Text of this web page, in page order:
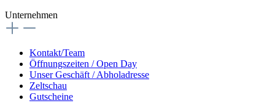
Unternehmen
Kontakt/Team
Öffnungszeiten / Open Day
Unser Geschäft / Abholadresse
Zeltschau
Gutscheine